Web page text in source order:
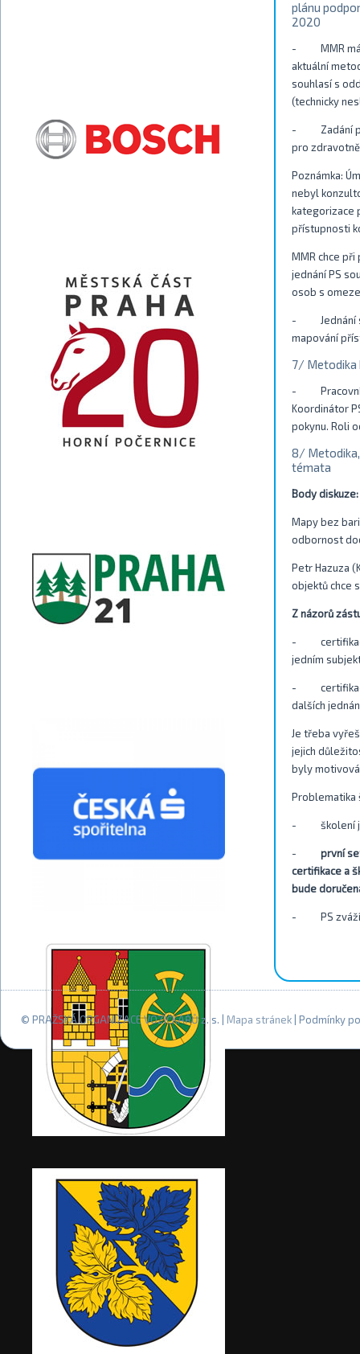
plánu
2020
- MMR má
aktuální
souhlasí s
(technicky
- Zadání pro
pro
Poznámka:
nebyl
kategorizace
přístupnosti
MMR chce
jednání PS
osob s
- Jednání se
mapování
7/ Metodika
- Pracovní
Koordinátor
pokynu. Roli
8/
témata
Body diskuze:
Mapy bez
odbornost
Petr Hazuza
objektů chce
Z názorů
- certifikace
jedním
- certifikace
dalších
Je třeba
jejich
byly
Problematika
- školení
- první
certifikace a
bude
- PS zváží
© PRAŽSKÁ ORGANIZACE VOZÍČKÁŘŮ z. s. | Mapa stránek | Podmínky